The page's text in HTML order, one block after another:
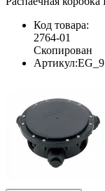
Код товара:
2764-01
Скопирован
Артикул: